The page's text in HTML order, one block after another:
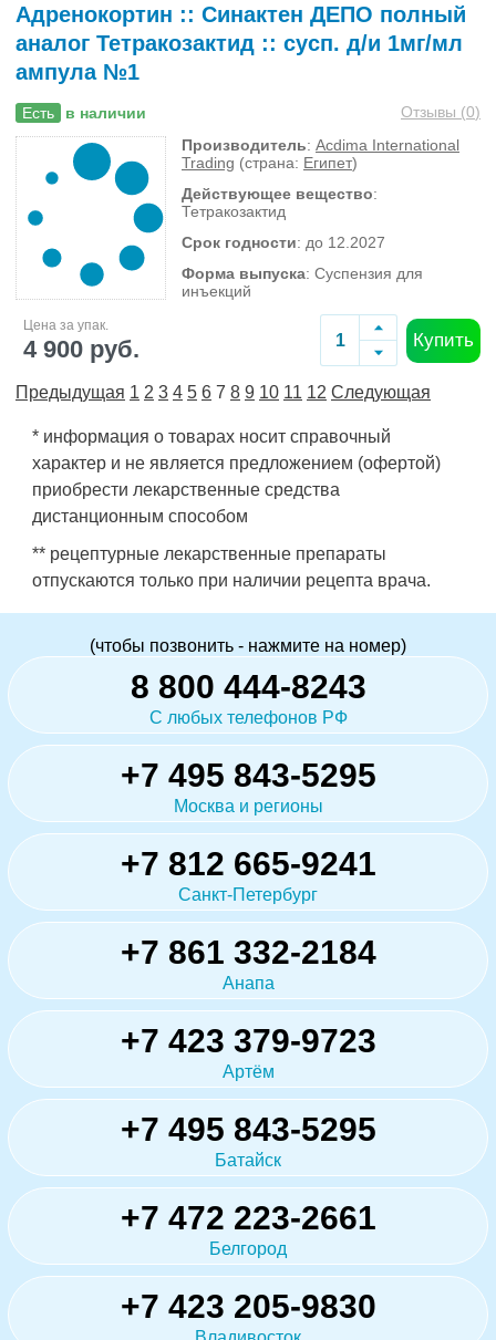
Адренокортин :: Синактен ДЕПО полный
аналог Тетракозактид :: сусп. д/и 1мг/мл
ампула №1
Есть в наличии Отзывы (0)
Производитель: Acdima International
Trading (страна: Египет)
Действующее вещество:
Тетракозактид
Срок годности: до 12.2027
Форма выпуска: Суспензия для
инъекций
Цена за упак.
4 900 руб. Купить
Предыдущая 1 2 3 4 5 6 7 8 9 10 11 12 Следующая
* информация о товарах носит справочный
характер и не является предложением (офертой)
приобрести лекарственные средства
дистанционным способом
** рецептурные лекарственные препараты
отпускаются только при наличии рецепта врача.
(чтобы позвонить - нажмите на номер)
8 800 444-8243
С любых телефонов РФ
+7 495 843-5295
Москва и регионы
+7 812 665-9241
Санкт-Петербург
+7 861 332-2184
Анапа
+7 423 379-9723
Артём
+7 495 843-5295
Батайск
+7 472 223-2661
Белгород
+7 423 205-9830